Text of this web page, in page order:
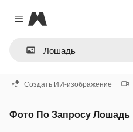
Close menu
Magnific
Создать ИИ-изображение
Фото По Запросу Лошадь